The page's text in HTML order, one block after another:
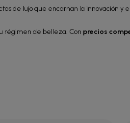
de lujo que encarnan la innovación y
régimen de belleza. Con precios